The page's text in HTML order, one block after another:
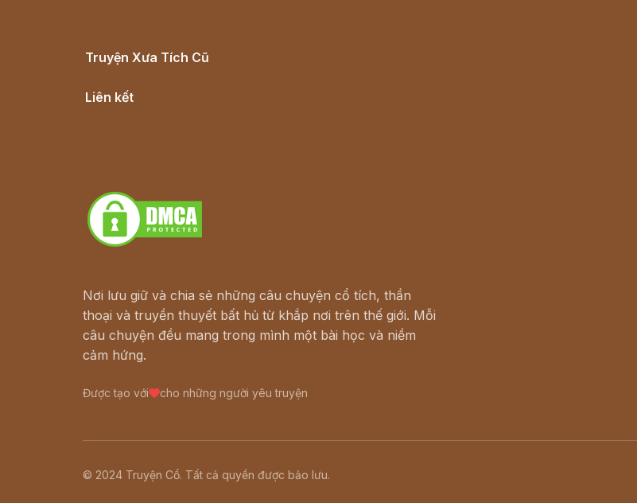
Truyện Xưa Tích Cũ
Liên kết
Nơi lưu giữ và chia sẻ những câu chuyện cổ tích, thần
thoại và truyền thuyết bất hủ từ khắp nơi trên thế giới. Mỗi
câu chuyện đều mang trong mình một bài học và niềm
cảm hứng.
Được tạo với cho những người yêu truyện
© 2024 Truyện Cổ. Tất cả quyền được bảo lưu.